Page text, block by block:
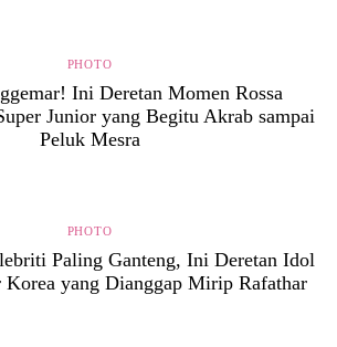
PHOTO
Ini Deretan Momen Rossa
Junior yang Begitu Akrab sampai
Peluk Mesra
PHOTO
Paling Ganteng, Ini Deretan Idol
yang Dianggap Mirip Rafathar